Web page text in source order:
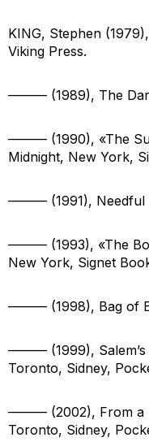
KING, Stephen (1979),
Viking Press.
——— (1989), The
——— (1990), «The
Midnight, New York,
——— (1991), Needful
——— (1993), «The
New York, Signet
——— (1998), Bag of
——— (1999),
Toronto, Sidney,
——— (2002), From a
Toronto, Sidney,